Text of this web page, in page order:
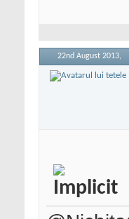
22nd August 2013,